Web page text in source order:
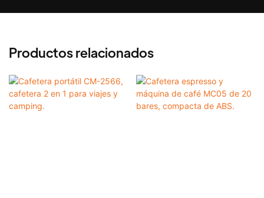
Productos relacionados